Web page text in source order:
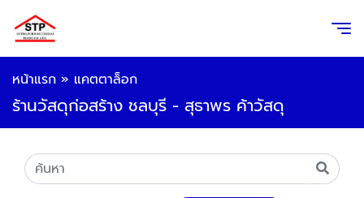
หน้าแรก » แคตตาล็อก
ร้านวัสดุก่อสร้าง ชลบุรี - สุธาพร ค้าวัสดุ